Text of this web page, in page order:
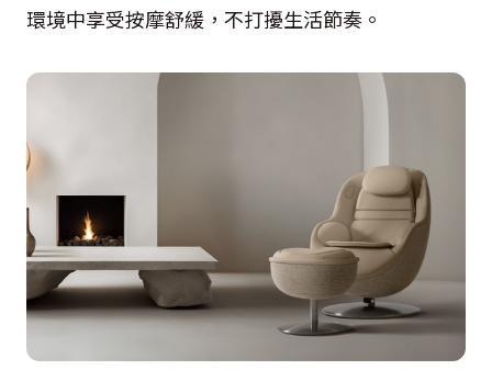
環境中享受按摩舒緩，不打擾生活節奏。